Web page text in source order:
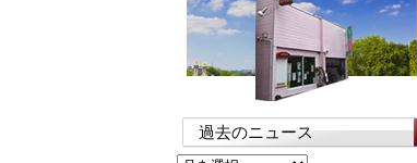
過去のニュース